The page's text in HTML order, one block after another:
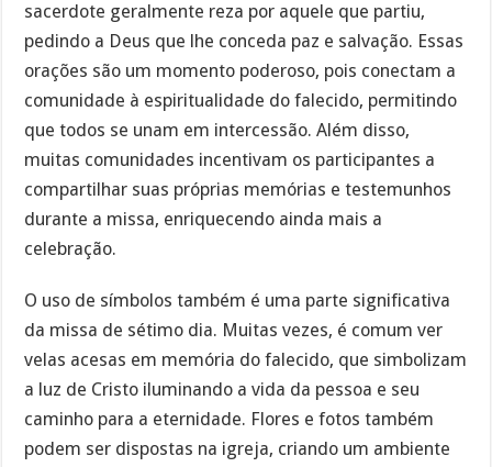
sacerdote geralmente reza por aquele que partiu,
pedindo a Deus que lhe conceda paz e salvação. Essas
orações são um momento poderoso, pois conectam a
comunidade à espiritualidade do falecido, permitindo
que todos se unam em intercessão. Além disso,
muitas comunidades incentivam os participantes a
compartilhar suas próprias memórias e testemunhos
durante a missa, enriquecendo ainda mais a
celebração.
O uso de símbolos também é uma parte significativa
da missa de sétimo dia. Muitas vezes, é comum ver
velas acesas em memória do falecido, que simbolizam
a luz de Cristo iluminando a vida da pessoa e seu
caminho para a eternidade. Flores e fotos também
podem ser dispostas na igreja, criando um ambiente